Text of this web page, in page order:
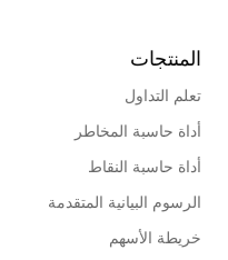
المنتجات
تعلم التداول
أداة حاسبة المخاطر
أداة حاسبة النقاط
الرسوم البيانية المتقدمة
خريطة الأسهم